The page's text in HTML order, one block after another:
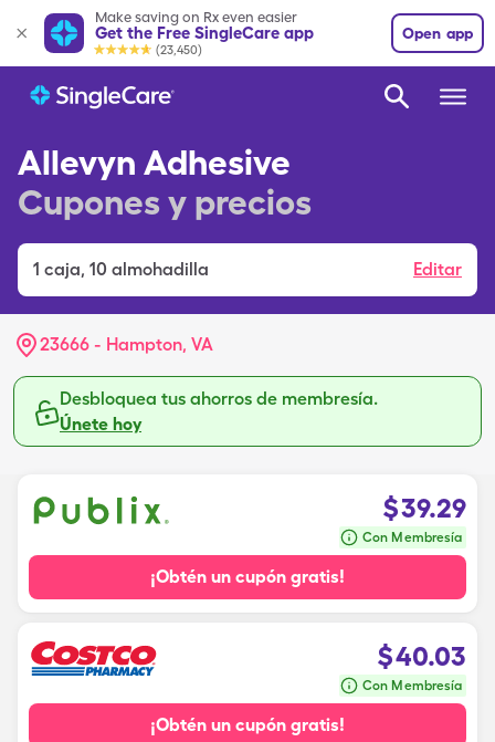
Make saving on Rx even easier
Get the Free SingleCare app
(23,450)
Open app
Allevyn Adhesive
Cupones y precios
1 caja, 10 almohadilla Editar
23666 - Hampton, VA
Desbloquea tus ahorros de membresía.
Únete hoy
$39.29
Con Membresía
¡Obtén un cupón gratis!
$40.03
Con Membresía
¡Obtén un cupón gratis!